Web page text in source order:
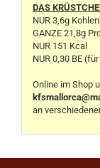
DAS
NUR 3,6g
GANZE 21,8g
NUR 151 Kcal
NUR 0,30 BE
Online im Shop
an